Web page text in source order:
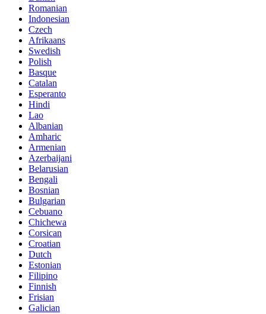
Romanian
Indonesian
Czech
Afrikaans
Swedish
Polish
Basque
Catalan
Esperanto
Hindi
Lao
Albanian
Amharic
Armenian
Azerbaijani
Belarusian
Bengali
Bosnian
Bulgarian
Cebuano
Chichewa
Corsican
Croatian
Dutch
Estonian
Filipino
Finnish
Frisian
Galician